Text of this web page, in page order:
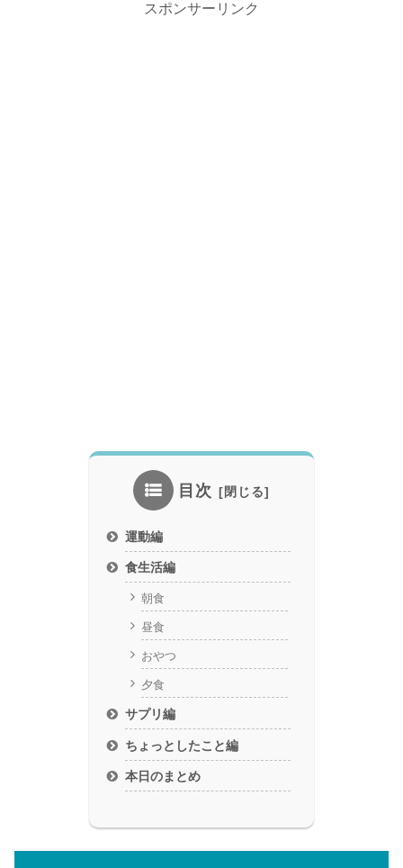
スポンサーリンク
目次
運動編
食生活編
朝食
昼食
おやつ
夕食
サプリ編
ちょっとしたこと編
本日のまとめ